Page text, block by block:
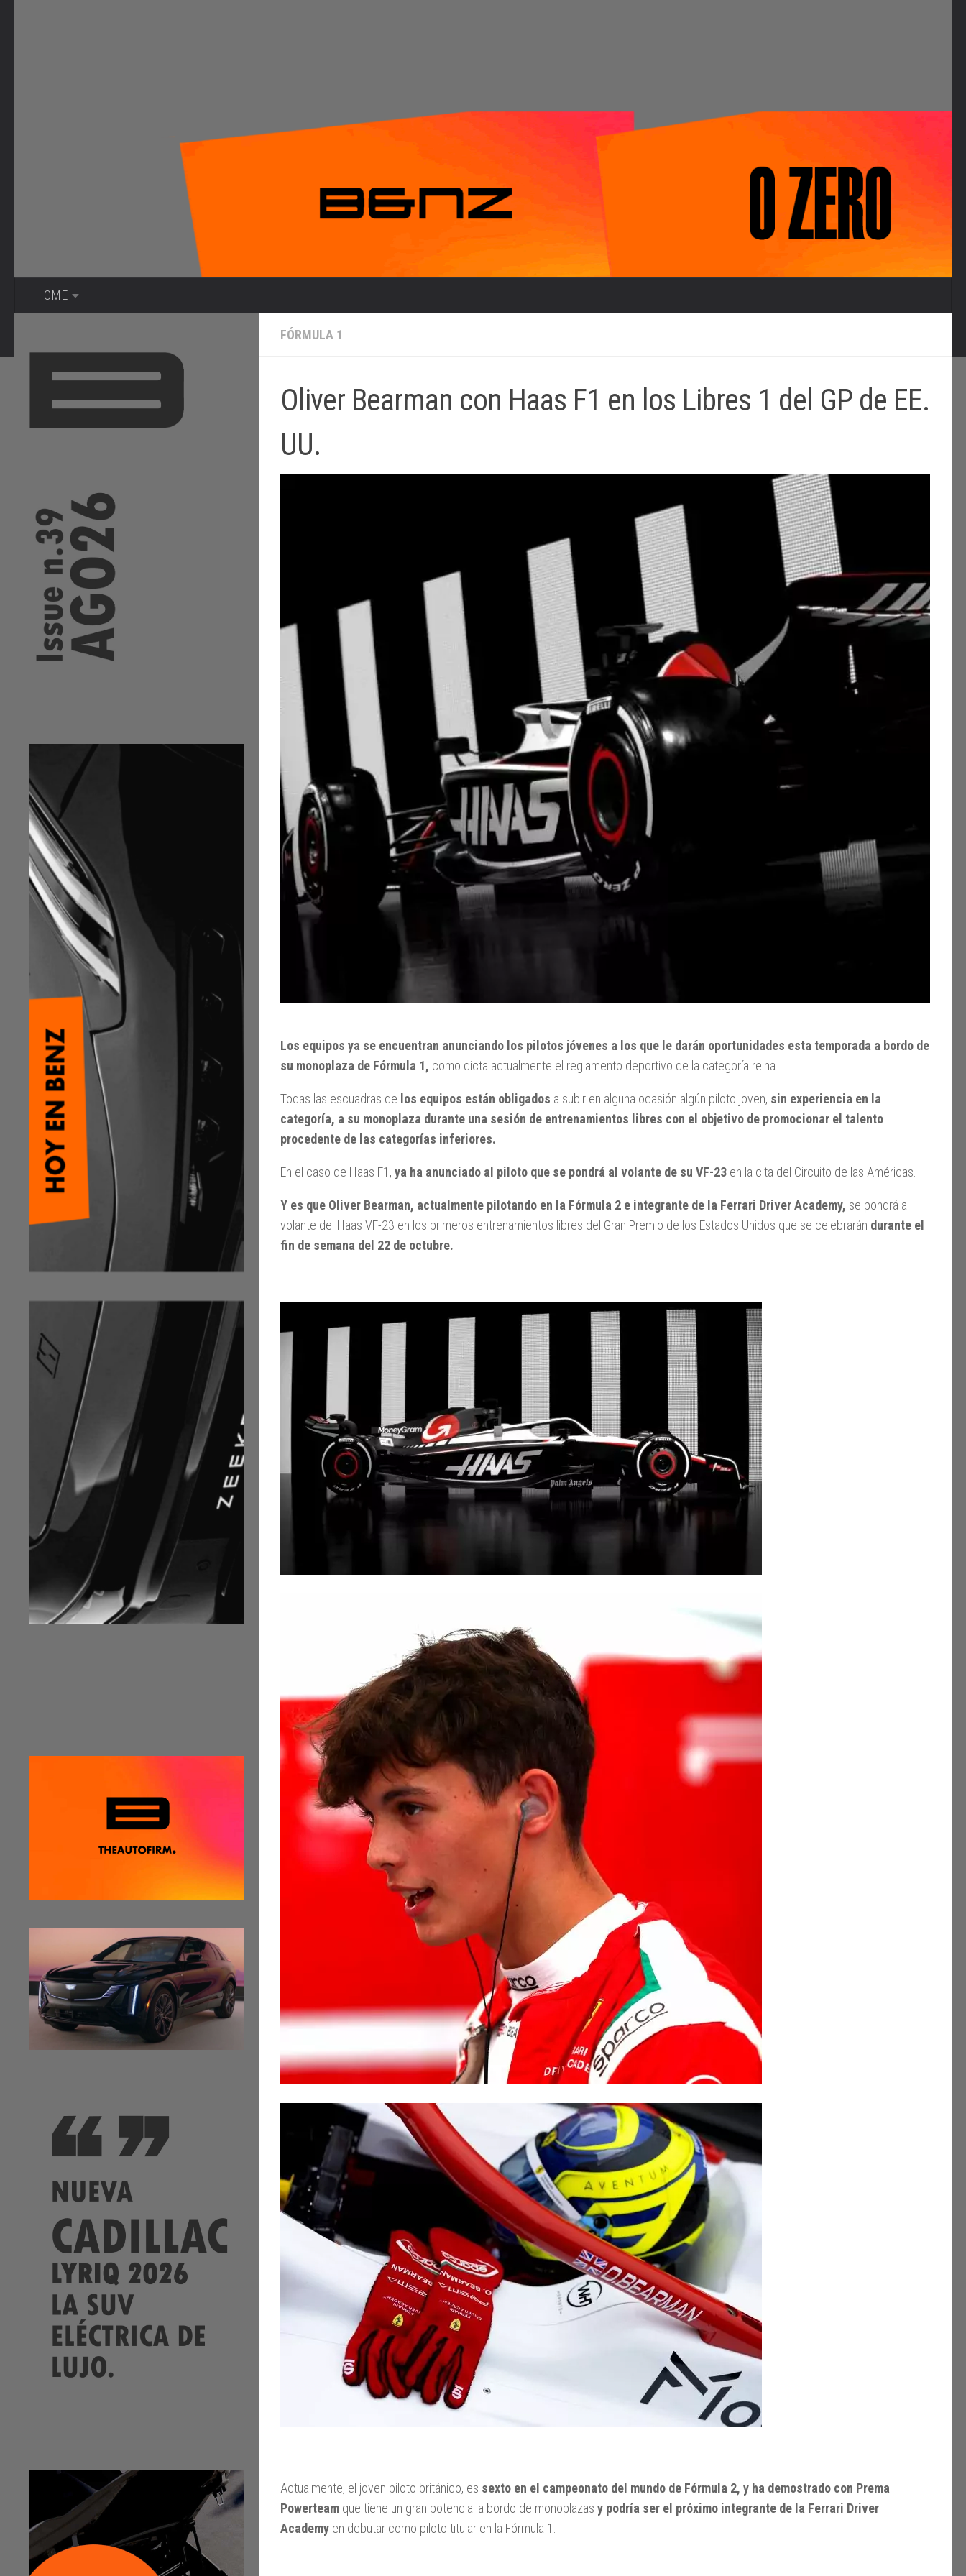
HOME
FÓRMULA 1
Oliver Bearman con Haas F1 en los Libres 1 del GP de EE.
UU.
Los equipos ya se encuentran anunciando los pilotos jóvenes a los que le darán oportunidades esta temporada a bordo de
su monoplaza de Fórmula 1, como dicta actualmente el reglamento deportivo de la categoría reina.
Todas las escuadras de los equipos están obligados a subir en alguna ocasión algún piloto joven, sin experiencia en la
categoría, a su monoplaza durante una sesión de entrenamientos libres con el objetivo de promocionar el talento
procedente de las categorías inferiores.
En el caso de Haas F1, ya ha anunciado al piloto que se pondrá al volante de su VF-23 en la cita del Circuito de las Américas.
Y es que Oliver Bearman, actualmente pilotando en la Fórmula 2 e integrante de la Ferrari Driver Academy, se pondrá al
volante del Haas VF-23 en los primeros entrenamientos libres del Gran Premio de los Estados Unidos que se celebrarán durante el
fin de semana del 22 de octubre.
Actualmente, el joven piloto británico, es sexto en el campeonato del mundo de Fórmula 2, y ha demostrado con Prema
Powerteam que tiene un gran potencial a bordo de monoplazas y podría ser el próximo integrante de la Ferrari Driver
Academy en debutar como piloto titular en la Fórmula 1.